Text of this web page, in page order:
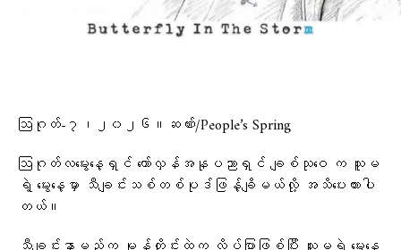
ဩဂုတ်-၇၊၂၀၂၆။ဆဏ်း/People’s Spring
ဩဂုတ်လမွေးနေ့ရှင် တော်လှန်အနုပညာရှင် ချစ်သုဝေ က သူမ
ရဲ့ မွေးနေ့မှာ သီချင်းသစ်တစ်ပုဒ်ဖြန့်ချိမယ်လို့ အသိပေးထားပါ
တယ်။